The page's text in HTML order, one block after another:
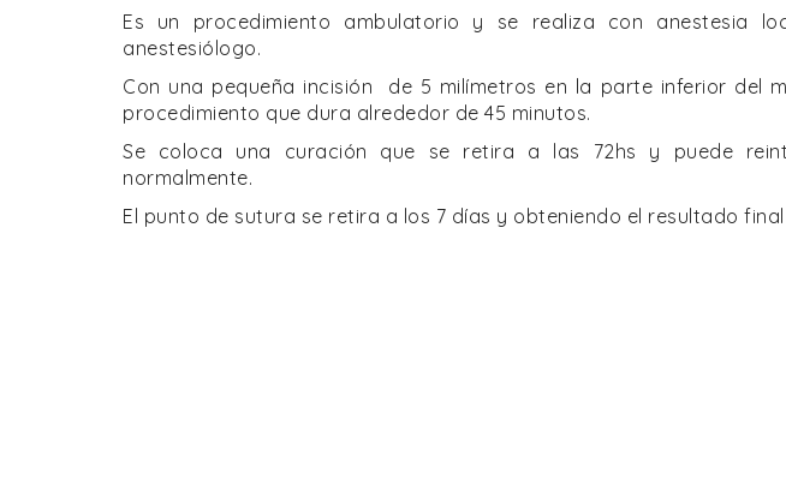
Es un procedimiento ambulatorio y se realiza con anestesia
anestesiólogo.
Con una pequeña incisión de 5 milímetros en la parte inferior del
procedimiento que dura alrededor de 45 minutos.
Se coloca una curación que se retira a las 72hs y puede
normalmente.
El punto de sutura se retira a los 7 días y obteniendo el resultado